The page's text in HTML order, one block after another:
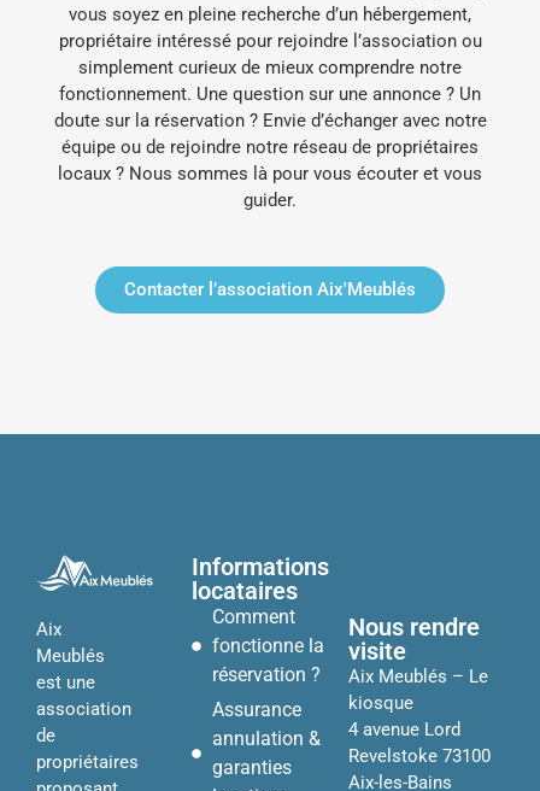
vous soyez en pleine recherche d’un hébergement,
propriétaire intéressé pour rejoindre l’association ou
simplement curieux de mieux comprendre notre
fonctionnement. Une question sur une annonce ? Un
doute sur la réservation ? Envie d’échanger avec notre
équipe ou de rejoindre notre réseau de propriétaires
locaux ? Nous sommes là pour vous écouter et vous
guider.
Contacter l’association Aix'Meublés
Aix
Meublés
est une
association
de
propriétaires
Informations
locataires
Comment
fonctionne la
réservation ?
Assurance
annulation &
garanties
Nous rendre
visite
Aix Meublés – Le
kiosque
4 avenue Lord
Revelstoke 73100
Aix-les-Bains